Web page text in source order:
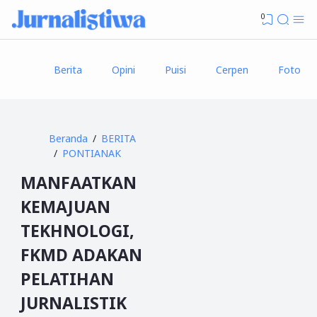
0
Berita Opini Puisi Cerpen Foto
Beranda
BERITA
PONTIANAK
MANFAATKAN
KEMAJUAN
TEKHNOLOGI,
FKMD ADAKAN
PELATIHAN
JURNALISTIK